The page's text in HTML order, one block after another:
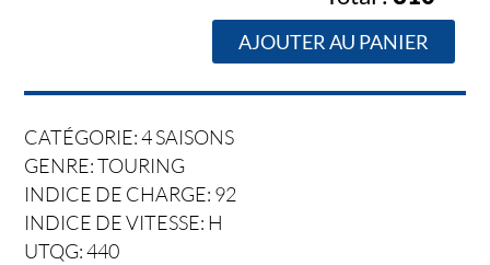
AJOUTER AU PANIER
CATÉGORIE: 4 SAISONS
GENRE: TOURING
INDICE DE CHARGE: 92
INDICE DE VITESSE: H
UTQG: 440